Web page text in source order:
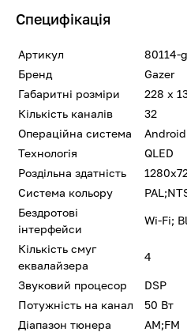
Специфікація
Артикул
80114-
Бренд
Gazer
Габаритні розміри
228 х
Кількість каналів
32
Операційна система
Технологія
QLED
Роздільна здатність
Система кольору
Бездротові
інтерфейси
Wi-Fi;
Кількість смуг
еквалайзера
4
Звуковий процесор
DSP
Потужність на канал
50 Вт
Діапазон тюнера
AM;FM